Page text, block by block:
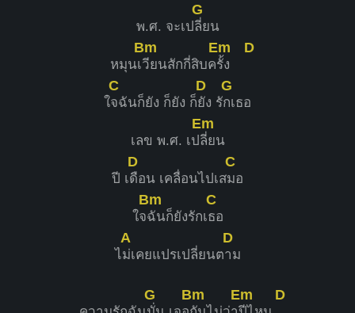
พ.ศ. จะเป
G
ลี่ยน
หมุนเ
Bm
วียนสักกี่สิบค
Em
รั้ง
D
ใ
C
จฉันก็ยัง ก็ยัง ก็
D
ยัง รั
G
กเธอ
เลข พ.ศ. เป
Em
ลี่ยน
ปี เ
D
ดือน เคลื่อนไปเส
C
มอ
ใจ
Bm
ฉันก็ยังรักเ
C
ธอ
ไ
A
ม่เคยแปรเปลี่ยนต
D
าม
G Bm Em D